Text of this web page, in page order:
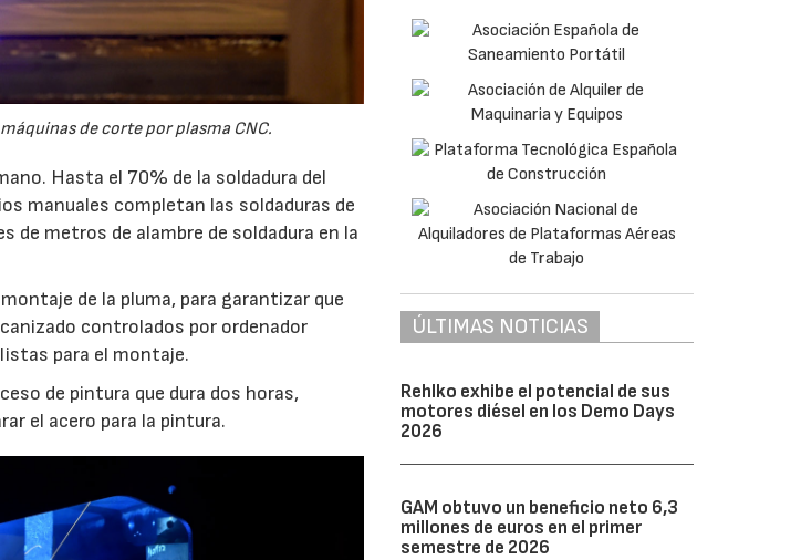
de corte por plasma CNC.
Hasta el 70% de la soldadura del
manuales completan las soldaduras de
de metros de alambre de soldadura en la
de la pluma, para garantizar que
controlados por ordenador
para el montaje.
de pintura que dura dos horas,
el acero para la pintura.
ÚLTIMAS NOTICIAS
Rehlko exhibe el potencial de sus
motores diésel en los Demo Days
2026
GAM obtuvo un beneficio neto 6,3
millones de euros en el primer
semestre de 2026